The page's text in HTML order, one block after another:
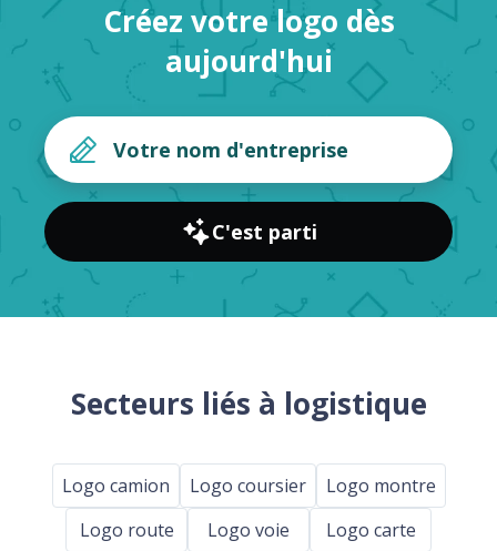
Créez votre logo dès
aujourd'hui
C'est parti
Secteurs liés à logistique
Logo camion Logo coursier
Logo montre
Logo route
Logo voie
Logo carte